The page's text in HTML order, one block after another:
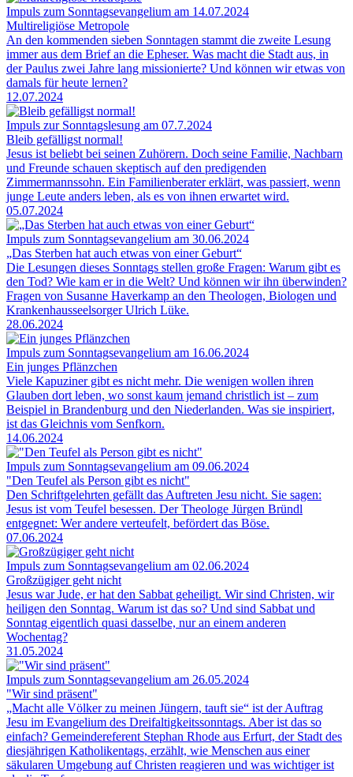
Impuls zum Sonntagsevangelium am 14.07.2024
Multireligiöse Metropole
An den kommenden sieben Sonntagen stammt die zweite Lesung
immer aus dem Brief an die Epheser. Was macht die Stadt aus, in
der Paulus zwei Jahre lang missionierte? Und können wir etwas von
damals für heute lernen?
12.07.2024
Impuls zur Sonntagslesung am 07.7.2024
Bleib gefälligst normal!
Jesus ist beliebt bei seinen Zuhörern. Doch seine Familie, Nachbarn
und Freunde schauen skeptisch auf den predigenden
Zimmermannssohn. Ein Familienberater erklärt, was passiert, wenn
junge Leute anders leben, als es von ihnen erwartet wird.
05.07.2024
Impuls zum Sonntagsevangelium am 30.06.2024
„Das Sterben hat auch etwas von einer Geburt“
Die Lesungen dieses Sonntags stellen große Fragen: Warum gibt es
den Tod? Wie kam er in die Welt? Und können wir ihn überwinden?
Fragen von Susanne Haverkamp an den Theologen, Biologen und
Krankenhausseelsorger Ulrich Lüke.
28.06.2024
Impuls zum Sonntagsevangelium am 16.06.2024
Ein junges Pflänzchen
Viele Kapuziner gibt es nicht mehr. Die wenigen wollen ihren
Glauben dort leben, wo sonst kaum jemand christlich ist – zum
Beispiel in Brandenburg und den Niederlanden. Was sie inspiriert,
ist das Gleichnis vom Senfkorn.
14.06.2024
Impuls zum Sonntagsevangelium am 09.06.2024
"Den Teufel als Person gibt es nicht"
Den Schriftgelehrten gefällt das Auftreten Jesu nicht. Sie sagen:
Jesus ist vom Teufel besessen. Der Theologe Jürgen Bründl
entgegnet: Wer andere verteufelt, befördert das Böse.
07.06.2024
Impuls zum Sonntagsevangelium am 02.06.2024
Großzügiger geht nicht
Jesus war Jude, er hat den Sabbat geheiligt. Wir sind Christen, wir
heiligen den Sonntag. Warum ist das so? Und sind Sabbat und
Sonntag eigentlich quasi dasselbe, nur an einem anderen
Wochentag?
31.05.2024
Impuls zum Sonntagsevangelium am 26.05.2024
"Wir sind präsent"
„Macht alle Völker zu meinen Jüngern, tauft sie“ ist der Auftrag
Jesu im Evangelium des Dreifaltigkeitssonntags. Aber ist das so
einfach? Gemeindereferent Stephan Rhode aus Erfurt, der Stadt des
diesjährigen Katholikentags, erzählt, wie Menschen aus einer
säkularen Umgebung auf Christen reagieren und was wichtiger ist